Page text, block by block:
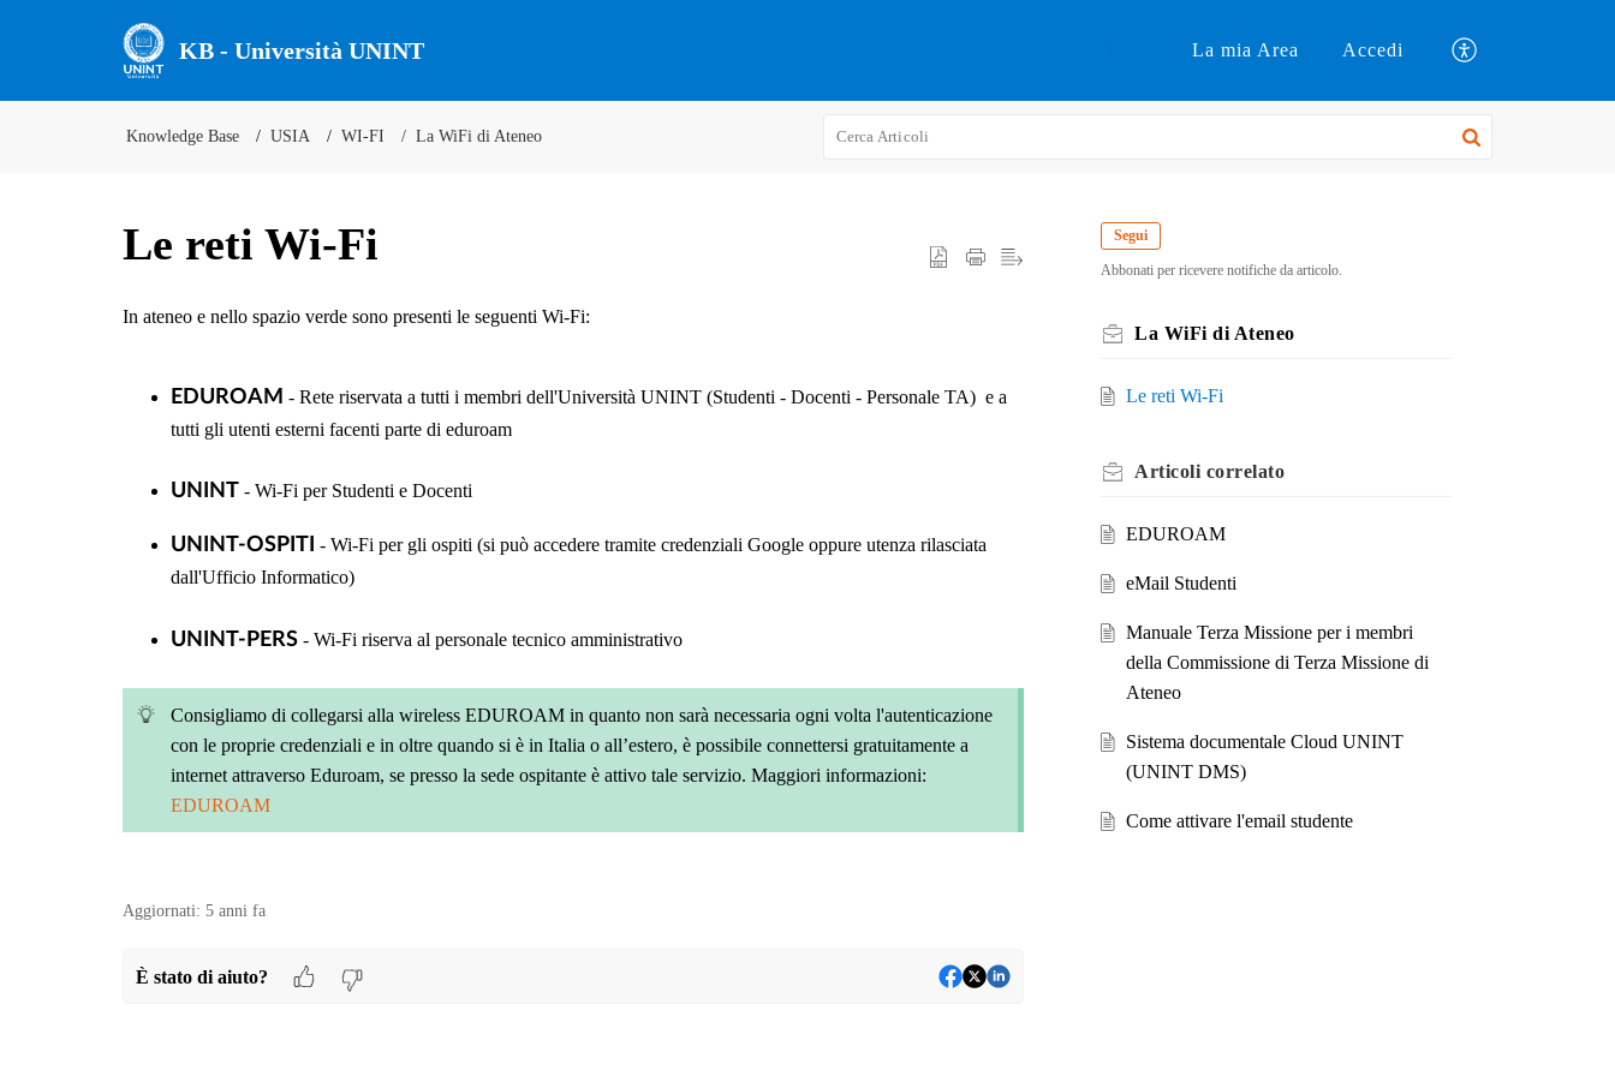
KB - Università UNINT La mia Area Accedi
Knowledge Base USIA WI-FI La WiFi di Ateneo
Le reti Wi-Fi
In ateneo e nello spazio verde sono presenti le seguenti Wi-Fi:
EDUROAM - Rete riservata a tutti i membri dell'Università UNINT (Studenti - Docenti - Personale TA) e a
tutti gli utenti esterni facenti parte di eduroam
UNINT - Wi-Fi per Studenti e Docenti
UNINT-OSPITI - Wi-Fi per gli ospiti (si può accedere tramite credenziali Google oppure utenza rilasciata
dall'Ufficio Informatico)
UNINT-PERS - Wi-Fi riserva al personale tecnico amministrativo
Consigliamo di collegarsi alla wireless EDUROAM in quanto non sarà necessaria ogni volta l'autenticazione
con le proprie credenziali e in oltre quando si è in Italia o all’estero, è possibile connettersi gratuitamente a
internet attraverso Eduroam, se presso la sede ospitante è attivo tale servizio. Maggiori informazioni:
EDUROAM
Aggiornati: 5 anni fa
È stato di aiuto?
Segui
Abbonati per ricevere notifiche da articolo.
La WiFi di Ateneo
Le reti Wi-Fi
Articoli correlato
EDUROAM
eMail Studenti
Manuale Terza Missione per i membri
della Commissione di Terza Missione di
Ateneo
Sistema documentale Cloud UNINT
(UNINT DMS)
Come attivare l'email studente